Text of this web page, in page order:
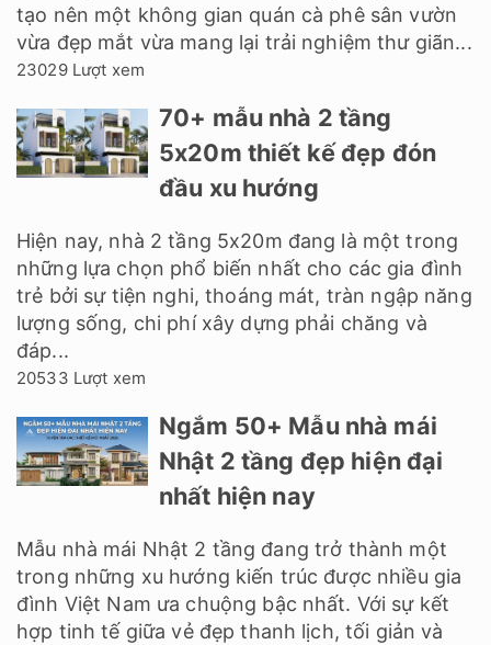
tạo nên một không gian quán cà phê sân vườn
vừa đẹp mắt vừa mang lại trải nghiệm thư giãn...
23029 Lượt xem
70+ mẫu nhà 2 tầng
5x20m thiết kế đẹp đón
đầu xu hướng
Hiện nay, nhà 2 tầng 5x20m đang là một trong
những lựa chọn phổ biến nhất cho các gia đình
trẻ bởi sự tiện nghi, thoáng mát, tràn ngập năng
lượng sống, chi phí xây dựng phải chăng và
đáp...
20533 Lượt xem
Ngắm 50+ Mẫu nhà mái
Nhật 2 tầng đẹp hiện đại
nhất hiện nay
Mẫu nhà mái Nhật 2 tầng đang trở thành một
trong những xu hướng kiến trúc được nhiều gia
đình Việt Nam ưa chuộng bậc nhất. Với sự kết
hợp tinh tế giữa vẻ đẹp thanh lịch, tối giản và